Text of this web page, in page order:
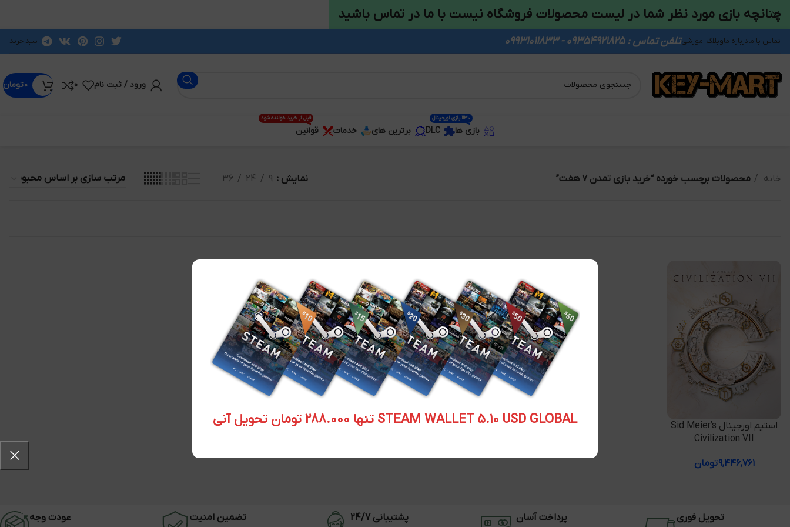
STEAM WALLET 5.10 USD GLOBAL تنها 288.000 تومان تحویل آنی
تماس با مادرباره ماوبلاگ اموزشیتلفن تماس : 09354921825 - 09931011833 سبد خرید
ورود / ثبت نام 0 ۰تومان
بازی ها
1130 بازی اورجینال
DLC برترین های خدمات قوانین
قبل از خرید خوانده شود
خانه محصولات برچسب خورده “خرید بازی تمدن ۷ هفت” نمایش 9
24
36
افزودن به سبد خرید استیم اورجینال Sid Meier’s
Civilization VII
۹,۴۴۶,۷۶۱تومان
تحویل فوری پرداخت آسان پشتیبانی 24/7 تضمین امنیت عودت وجه
چنانچه بازی مورد نظر شما در لیست محصولات فروشگاه نیست با ما در تماس باشید